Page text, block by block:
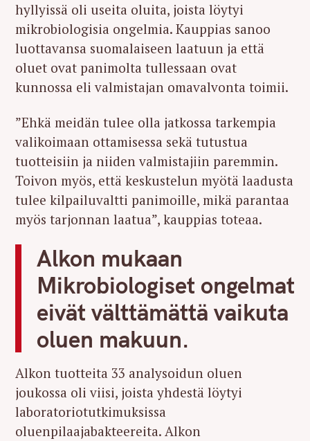
hyllyissä oli useita oluita, joista löytyi
mikrobiologisia ongelmia. Kauppias sanoo
luottavansa suomalaiseen laatuun ja että
oluet ovat panimolta tullessaan ovat
kunnossa eli valmistajan omavalvonta toimii.
”Ehkä meidän tulee olla jatkossa tarkempia
valikoimaan ottamisessa sekä tutustua
tuotteisiin ja niiden valmistajiin paremmin.
Toivon myös, että keskustelun myötä laadusta
tulee kilpailuvaltti panimoille, mikä parantaa
myös tarjonnan laatua”, kauppias toteaa.
Alkon mukaan
Mikrobiologiset ongelmat
eivät välttämättä vaikuta
oluen makuun.
Alkon tuotteita 33 analysoidun oluen
joukossa oli viisi, joista yhdestä löytyi
laboratoriotutkimuksissa
oluenpilaajabakteereita. Alkon